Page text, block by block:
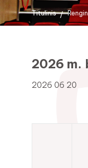
Titulinis
2026 m.
2026 06 20